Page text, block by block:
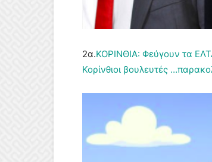
2α.ΚΟΡΙΝΘΙΑ: Φεύγουν τα
Κορίνθιοι βουλευτές